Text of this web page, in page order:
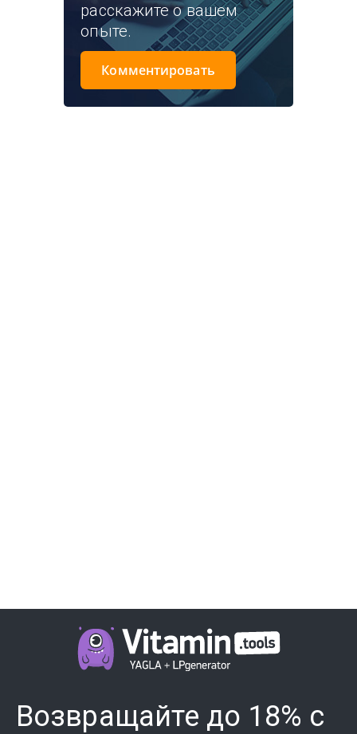
расскажите о вашем
опыте.
Комментировать
Возвращайте до 18% с